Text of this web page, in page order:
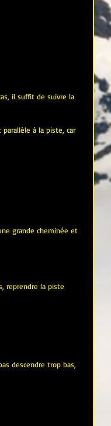
il suffit de suivre la
à la piste, car
grande cheminée et
reprendre la piste
descendre trop bas,